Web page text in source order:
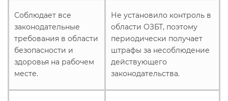
Соблюдает все
законодательные
требования в области
безопасности и
здоровья на рабочем
месте.
Не установило контроль в
области ОЗБТ, поэтому
периодически получает
штрафы за несоблюдение
действующего
законодательства.